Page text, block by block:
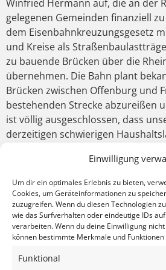
Einwilligung
Um dir ein optimales Erlebnis zu bieten,
Cookies, um Geräteinformationen zu
zuzugreifen. Wenn du diesen Technologien
wie das Surfverhalten oder eindeutige IDs
verarbeiten. Wenn du deine Einwilligung
können bestimmte Merkmale und
Funktional
Winfried Hermann auf, die an der
gelegenen Gemeinden finanziell
dem Eisenbahnkreuzungsgesetz
und Kreise als
zu bauende Brücken über die
übernehmen. Die Bahn plant
Brücken zwischen Offenburg und
bestehenden Strecke abzureißen
ist völlig ausgeschlossen, dass
derzeitigen schwierigen
diese Brückenneubauten tragen
nach vielen
sieht Fechner die Sanierung der
Erliegen kommen, weil sich die
dem Eisenbahnkreuzungsgesetz
Sanierungsbeiträge nicht leisten
Gemeinden sind in einer
sie die millionenschweren